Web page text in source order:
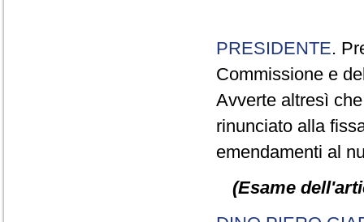
PRESIDENTE.
Commissione e
Avverte altresì
rinunciato alla
emendamenti al
(Esame